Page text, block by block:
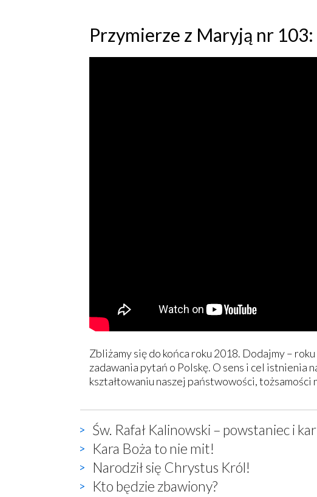
Przymierze z Maryją nr
Zbliżamy się do końca roku 2018. Dodajmy –
zadawania pytań o Polskę. O sens i cel istnienia
kształtowaniu naszej państwowości, tożsamości
Św. Rafał Kalinowski – powstaniec i
Kara Boża to nie mit!
Narodził się Chrystus Król!
Kto będzie zbawiony?